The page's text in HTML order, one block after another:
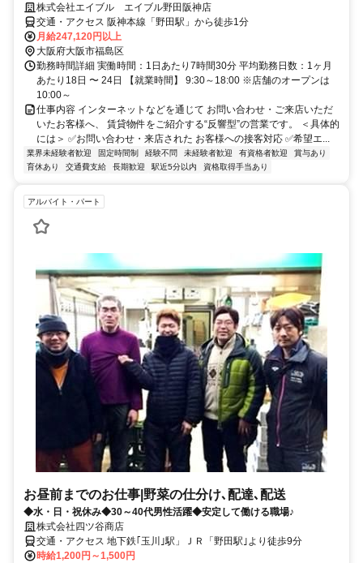
株式会社エイブル エイブル野田阪神店
交通・アクセス 阪神本線「野田駅」から徒歩1分
月給247,120円以上
大阪府大阪市福島区
勤務時間詳細 実働時間：1日あたり7時間30分 平均勤務日数：1ヶ月
あたり18日 〜 24日 【就業時間】 9:30～18:00 ※店舗のオープンは
10:00～
仕事内容 インターネットなどを通じて お問い合わせ・ご来店いただ
いたお客様へ、 賃貸物件をご紹介する“反響型”の営業です。 ＜具体的
には＞ ✅お問い合わせ・来店された お客様への接客対応 ✅希望エ...
業界未経験者歓迎 固定時間制 経験不問 未経験者歓迎 有資格者歓迎
賞与あり
育休あり
交通費支給 長期歓迎 駅近5分以内 資格取得手当あり
アルバイト・パート
お昼前までのお仕事|野菜の仕分け､配達､配送
◆水・日・祝休み◆30～40代男性活躍◆安定して働ける職場♪
株式会社四ツ谷商店
交通・アクセス 地下鉄｢玉川｣駅」ＪＲ「野田駅｣より徒歩9分
時給1,200円～1,500円